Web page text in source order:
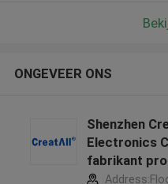
ONGEVEER ONS
Shenzhen
Electronics
fabrikant